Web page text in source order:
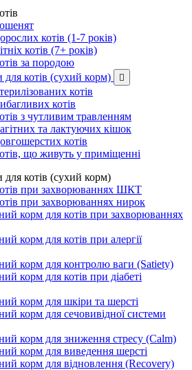
котів (1-7 років)
котів (7+ років)
за породою
для котів (сухий корм)

котів
котів
з чутливим травленням
та лактуючих кішок
котів
що живуть у приміщенні
для котів (сухий корм)
при захворюваннях ШКТ
при захворюваннях нирок
корм для котів при захворюваннях
корм для котів при алергії
корм для контролю ваги (Satiety)
корм для котів при діабеті
корм для шкіри та шерсті
корм для сечовивідної системи
корм для зниження стресу (Calm)
корм для виведення шерсті
корм для відновлення (Recovery)